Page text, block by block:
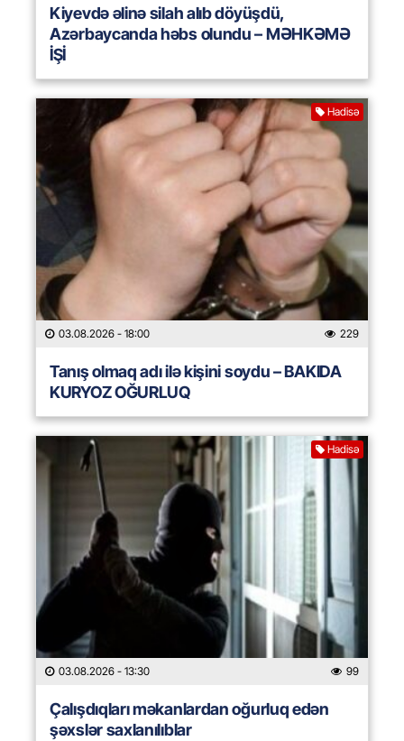
Kiyevdə əlinə silah alıb döyüşdü,
Azərbaycanda həbs olundu – MƏHKƏMƏ
İŞİ
Hadisə
03.08.2026 - 18:00 229
Tanış olmaq adı ilə kişini soydu – BAKIDA
KURYOZ OĞURLUQ
Hadisə
03.08.2026 - 13:30 99
Çalışdıqları məkanlardan oğurluq edən
şəxslər saxlanılıblar